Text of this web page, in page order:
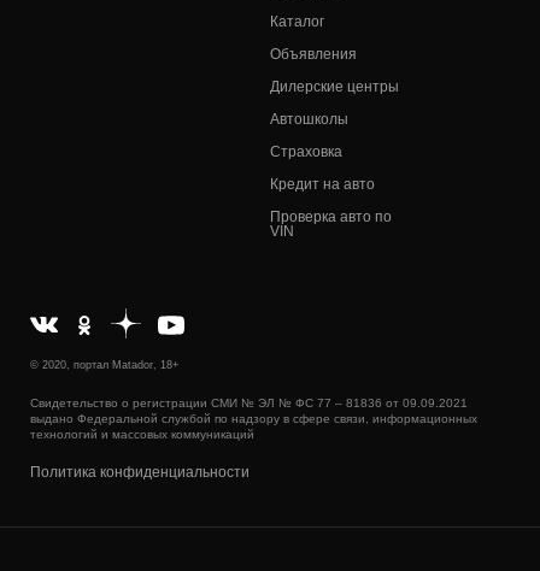
Каталог
Объявления
Дилерские центры
Автошколы
Страховка
Кредит на авто
Проверка авто по
VIN
© 2020, портал Matador, 18+
Свидетельство о регистрации СМИ № ЭЛ № ФС 77 – 81836 от 09.09.2021
выдано Федеральной службой по надзору в сфере связи, информационных
технологий и массовых коммуникаций
Политика конфиденциальности